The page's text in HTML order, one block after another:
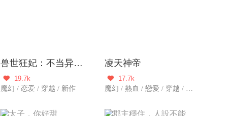
兽世狂妃：不当异界女海王

19.7k
魔幻 / 恋爱 / 穿越 / 新作
凌天神帝

17.7k
魔幻 / 熱血 / 戀愛 / 穿越 / 玄幻 / 冒險